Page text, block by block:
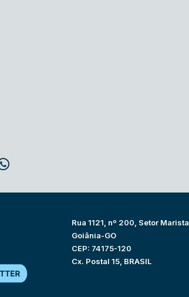
Rua 1121, nº 200, Setor Marista
Goiânia-GO
CEP: 74175-120
Cx. Postal 15, BRASIL